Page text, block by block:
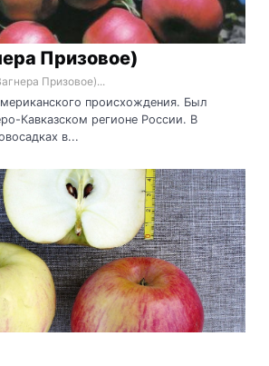
Призовое)
Призовое)...
происхождения. Был
Кавказском регионе России. В
в...